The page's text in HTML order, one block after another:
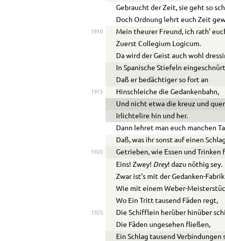
Gebraucht der Zeit, sie geht so
Doch Ordnung lehrt euch Zeit
1910
Mein theurer Freund, ich rath’
Zuerst Collegium Logicum.
Da wird der Geist auch wohl
In Spanische Stiefeln
Daß er bedächtiger so fort an
1915
Hinschleiche die Gedankenbahn,
Und nicht etwa die kreuz und quer
Irlichtelire hin und her.
Dann lehret man euch manchen
Daß, was ihr sonst auf einen
1920
Getrieben, wie Essen und Trinken
Eins! Zwey! Drey! dazu nöthig sey.
Zwar ist’s mit der Gedanken-Fabrik
Wie mit einem Weber-
Wo Ein Tritt tausend Fäden regt,
1925
Die Schifflein herüber hinüber
Die Fäden ungesehen fließen,
Ein Schlag tausend Verbindungen